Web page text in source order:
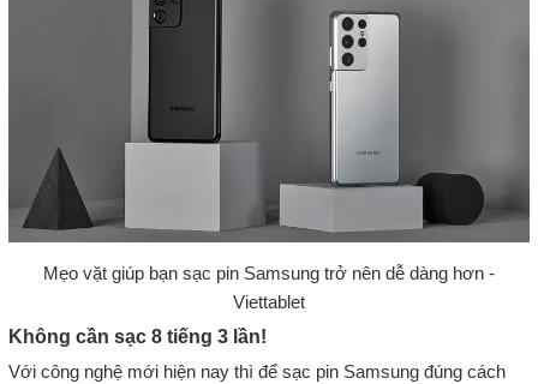
Mẹo vặt giúp bạn sạc pin Samsung trở nên dễ dàng hơn -
Viettablet
Không cần sạc 8 tiếng 3 lần!
Với công nghệ mới hiện nay thì để sạc pin Samsung đúng cách